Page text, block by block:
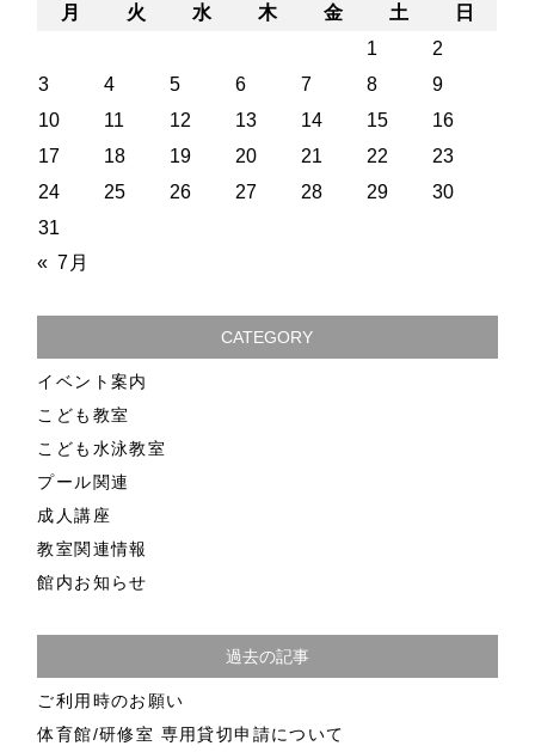
月 火 水 木 金 土
日
1
2
3
4 5 6 7 8
9
10
11 12 13 14 15
16
17
18 19 20 21 22
23
24
25 26 27 28 29
30
31
« 7月
CATEGORY
イベント案内
こども教室
こども水泳教室
プール関連
成人講座
教室関連情報
館内お知らせ
過去の記事
ご利用時のお願い
体育館/研修室 専用貸切申請について